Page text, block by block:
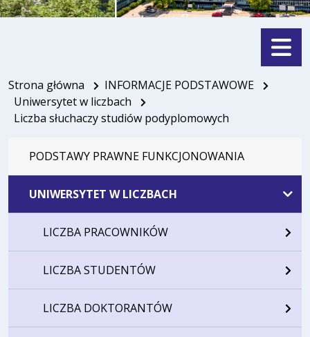
Menu
Strona główna
INFORMACJE PODSTAWOWE
Uniwersytet w liczbach
Liczba słuchaczy studiów podyplomowych
PODSTAWY PRAWNE FUNKCJONOWANIA
UNIWERSYTET W LICZBACH
LICZBA PRACOWNIKÓW
LICZBA STUDENTÓW
LICZBA DOKTORANTÓW